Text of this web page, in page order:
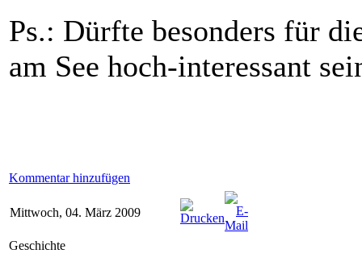
Ps.: Dürfte besonders für
am See hoch-interessant
Kommentar hinzufügen
Mittwoch, 04. März 2009
Geschichte